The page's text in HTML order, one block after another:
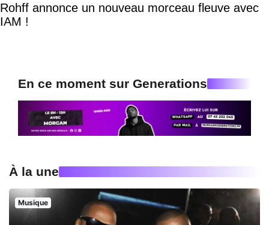
Rohff annonce un nouveau morceau fleuve avec
IAM !
En ce moment sur Generations
À la une
Musique